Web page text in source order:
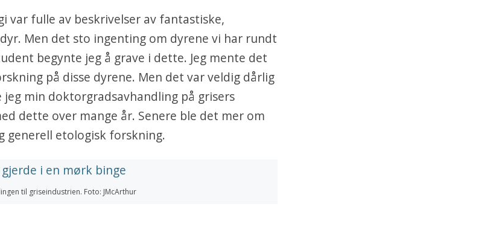
var fulle av beskrivelser av fantastiske,
Men det sto ingenting om dyrene vi har rundt
begynte jeg å grave i dette. Jeg mente det
på disse dyrene. Men det var veldig dårlig
min doktorgradsavhandling på grisers
dette over mange år. Senere ble det mer om
generell etologisk forskning.
til griseindustrien. Foto: JMcArthur